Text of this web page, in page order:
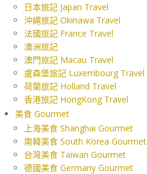
日本旅記 Japan Travel
沖繩旅記 Okinawa Travel
法國旅記 France Travel
澳洲旅記
澳門旅記 Macau Travel
盧森堡旅記 Luxembourg Travel
荷蘭旅記 Holland Travel
香港旅記 HongKong Travel
美食 Gourmet
上海美食 Shanghai Gourmet
南韓美食 South Korea Gourmet
台灣美食 Taiwan Gourmet
德國美食 Germany Gourmet